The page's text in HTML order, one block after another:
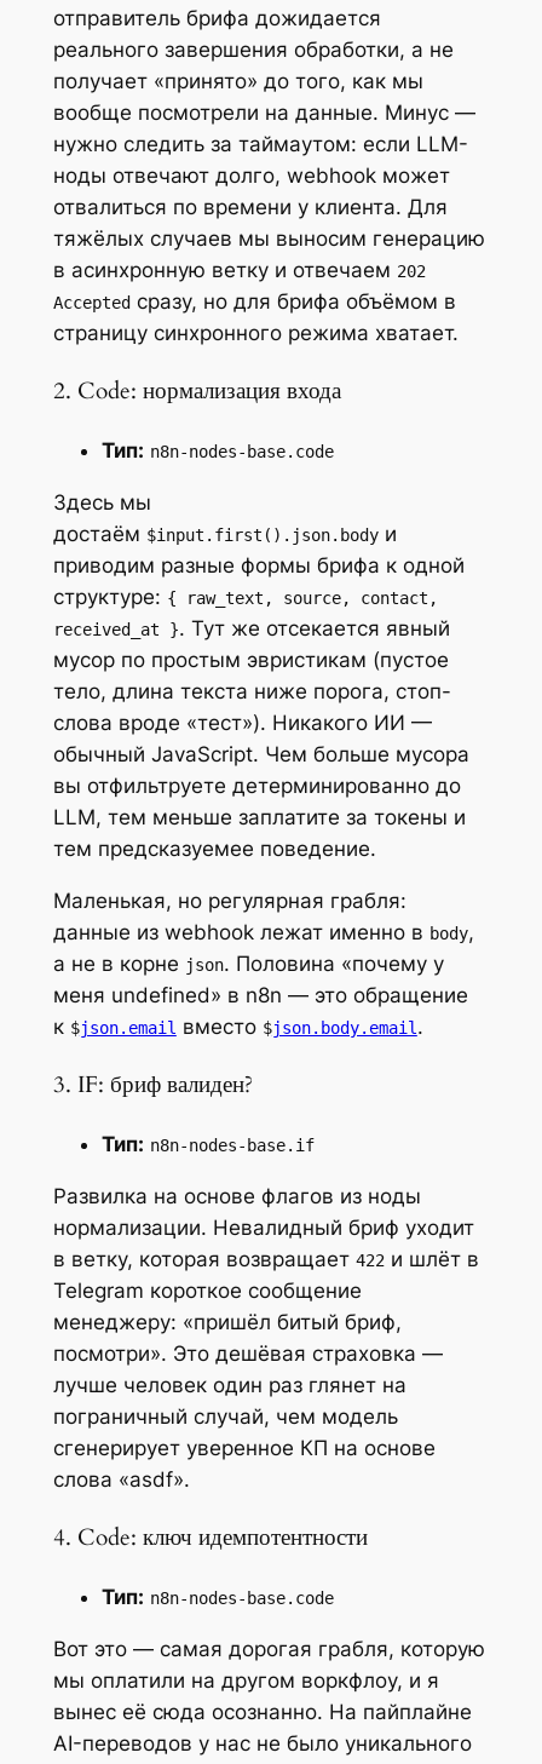
отправитель брифа дожидается
реального завершения обработки, а не
получает «принято» до того, как мы
вообще посмотрели на данные. Минус —
нужно следить за таймаутом: если LLM-
ноды отвечают долго, webhook может
отвалиться по времени у клиента. Для
тяжёлых случаев мы выносим генерацию
в асинхронную ветку и отвечаем 202
Acceptedсразу, но для брифа объёмом в
страницу синхронного режима хватает.
2. Code: нормализация входа
Тип: n8n-nodes-base.code
Здесь мы
достаём $input.first().json.bodyи
приводим разные формы брифа к одной
структуре: { raw_text, source, contact,
received_at }. Тут же отсекается явный
мусор по простым эвристикам (пустое
тело, длина текста ниже порога, стоп-
слова вроде «тест»). Никакого ИИ —
обычный JavaScript. Чем больше мусора
вы отфильтруете детерминированно до
LLM, тем меньше заплатите за токены и
тем предсказуемее поведение.
Маленькая, но регулярная грабля:
данные из webhook лежат именно в body,
а не в корне json. Половина «почему у
меня undefined» в n8n — это обращение
к $json.email вместо $json.body.email .
3. IF: бриф валиден?
Тип: n8n-nodes-base.if
Развилка на основе флагов из ноды
нормализации. Невалидный бриф уходит
в ветку, которая возвращает 422и шлёт в
Telegram короткое сообщение
менеджеру: «пришёл битый бриф,
посмотри». Это дешёвая страховка —
лучше человек один раз глянет на
пограничный случай, чем модель
сгенерирует уверенное КП на основе
слова «asdf».
4. Code: ключ идемпотентности
Тип: n8n-nodes-base.code
Вот это — самая дорогая грабля, которую
мы оплатили на другом воркфлоу, и я
вынес её сюда осознанно. На пайплайне
AI-переводов у нас не было уникального